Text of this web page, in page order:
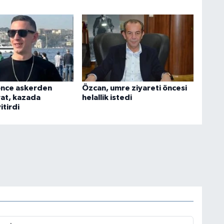
askerden
kazada
Özcan, umre ziyareti öncesi
helallik istedi